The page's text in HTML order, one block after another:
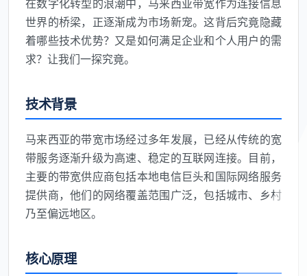
在数字化转型的浪潮中，马来西亚带宽作为连接信息
世界的桥梁，正逐渐成为市场新宠。这背后究竟隐藏
着哪些技术优势？又是如何满足企业和个人用户的需
求？让我们一探究竟。
技术背景
马来西亚的带宽市场经过多年发展，已经从传统的宽
带服务逐渐升级为高速、稳定的互联网连接。目前，
主要的带宽供应商包括本地电信巨头和国际网络服务
提供商，他们的网络覆盖范围广泛，包括城市、乡村
乃至偏远地区。
核心原理